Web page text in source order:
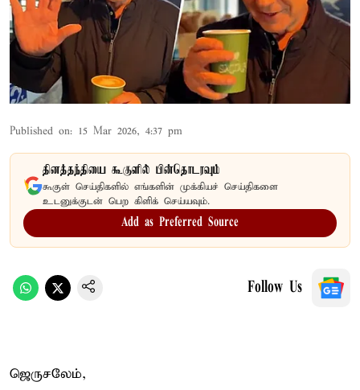
Published on: 15 Mar 2026, 4:37 pm
தினத்தந்தியை கூகுளில் பின்தொடரவும்
கூகுள் செய்திகளில் எங்களின் முக்கியச் செய்திகளை
உடனுக்குடன் பெற கிளிக் செய்யவும்.
Add as Preferred Source
Follow Us
ஜெருசலேம்,